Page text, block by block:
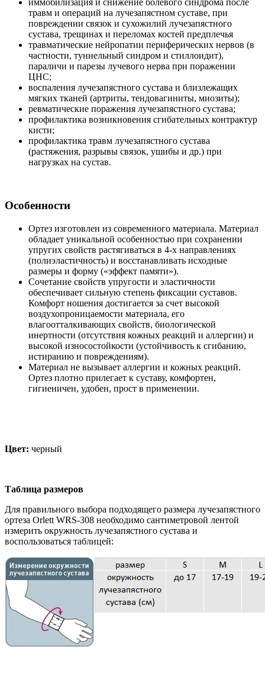
иммобилизация и снижение болевого синдрома после
травм и операций на лучезапястном суставе, при
повреждении связок и сухожилий лучезапястного
сустава, трещинах и переломах костей предплечья
травматические нейропатии периферических нервов (в
частности, туннельный синдром и стиллоидит),
параличи и парезы лучевого нерва при поражении
ЦНС;
воспаления лучезапястного сустава и близлежащих
мягких тканей (артриты, тендовагиниты, миозиты);
ревматические поражения лучезапястного сустава;
профилактика возникновения сгибательных контрактур
кисти;
профилактика травм лучезапястного сустава
(растяжения, разрывы связок, ушибы и др.) при
нагрузках на сустав.
Особенности
Ортез изготовлен из современного материала. Материал
обладает уникальной особенностью при сохранении
упругих свойств растягиваться в 4-х направлениях
(полиэластичность) и восстанавливать исходные
размеры и форму («эффект памяти»).
Сочетание свойств упругости и эластичности
обеспечивает сильную степень фиксации суставов.
Комфорт ношения достигается за счет высокой
воздухопроницаемости материала, его
влагоотталкивающих свойств, биологической
инертности (отсутствия кожных реакций и аллергии) и
высокой износостойкости (устойчивость к сгибанию,
истиранию и повреждениям).
Материал не вызывает аллергии и кожных реакций.
Ортез плотно прилегает к суставу, комфортен,
гигиеничен, удобен, прост в применении.
Цвет: черный
Таблица размеров
Для правильного выбора подходящего размера лучезапястного
ортеза Orlett WRS-308 необходимо сантиметровой лентой
измерить окружность лучезапястного сустава и
воспользоваться таблицей: